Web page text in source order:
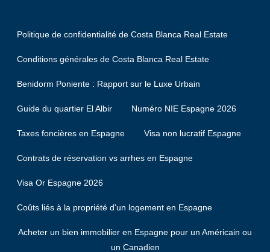
Politique de confidentialité de Costa Blanca Real Estate
Conditions générales de Costa Blanca Real Estate
Benidorm Poniente : Rapport sur le Luxe Urbain
Guide du quartier El Albir Numéro NIE Espagne 2026
Taxes foncières en Espagne Visa non lucratif Espagne
Contrats de réservation vs arrhes en Espagne
Visa Or Espagne 2026
Coûts liés à la propriété d'un logement en Espagne
Acheter un bien immobilier en Espagne pour un Américain ou
un Canadien